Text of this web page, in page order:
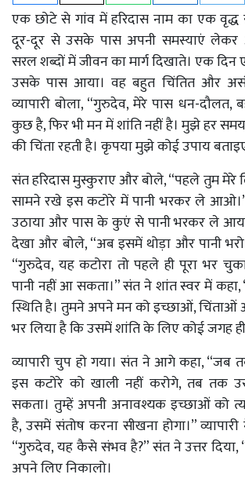
एक छोटे से गांव में हरिदास नाम का एक वृद्ध
दूर-दूर से उसके पास अपनी समस्याएं
सरल शब्दों में जीवन का मार्ग दिखाते। एक दिन
उसके पास आया। वह बहुत चिंतित और
व्यापारी बोला, “गुरुदेव, मेरे पास धन-दौलत,
कुछ है, फिर भी मन में शांति नहीं है। मुझे हर
की चिंता रहती है। कृपया मुझे कोई उपाय
संत हरिदास मुस्कुराए और बोले, “पहले तुम मेरे
सामने रखे इस कटोरे में पानी भरकर ले आओ।”
उठाया और पास के कुएं से पानी भरकर ले
देखा और बोले, “अब इसमें थोड़ा और पानी
“गुरुदेव, यह कटोरा तो पहले ही पूरा भर
पानी नहीं आ सकता।” संत ने शांत स्वर में कहा,
स्थिति है। तुमने अपने मन को इच्छाओं,
भर लिया है कि उसमें शांति के लिए कोई जगह ही
व्यापारी चुप हो गया। संत ने आगे कहा,
इस कटोरे को खाली नहीं करोगे, तब तक
सकता। तुम्हें अपनी अनावश्यक इच्छाओं को
है, उसमें संतोष करना सीखना होगा।”
“गुरुदेव, यह कैसे संभव है?” संत ने उत्तर
अपने लिए निकालो।